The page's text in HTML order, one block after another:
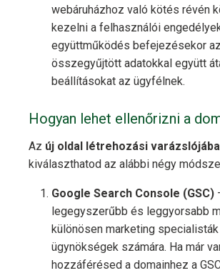
webáruházhoz való kötés révén
kezelni a felhasználói
együttműködés befejezésekor az
összegyűjtött adatokkal együtt
beállításokat az ügyfélnek.
Hogyan lehet ellenőrizni a
Az új oldal létrehozási
kiválaszthatod az alábbi négy
Google Search Console (GSC)
legegyszerűbb és leggyorsabb
különösen marketing
ügynökségek számára. Ha már
hozzáférésed a domainhez a